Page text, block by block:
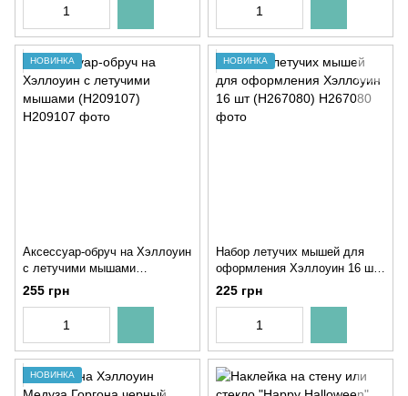
НОВИНКА
Аксессуар-обруч на Хэллоуин
с летучими мышами
(H209107)
255 грн
НОВИНКА
Набор летучих мышей для
оформления Хэллоуин 16 шт
(H267080)
225 грн
НОВИНКА